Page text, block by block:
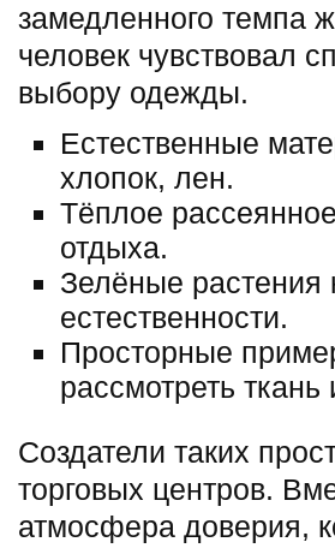
замедленного темпа
человек чувствовал
выбору одежды.
Естественные
хлопок, лен.
Тёплое
отдыха.
Зелёные растения
естественности.
Просторные
рассмотреть ткань
Создатели таких
торговых центров.
атмосфера доверия,